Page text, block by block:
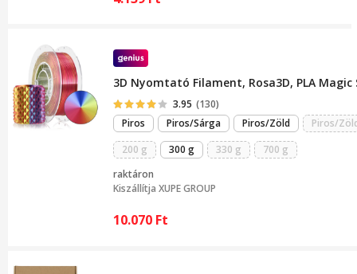
3D Nyomtató Filament, Rosa3D, PLA
3.95 (130)
Piros
Piros/Sárga Piros/Zöld
Piros/
200 g
300 g 330 g
700 g
raktáron
Kiszállítja XUPE GROUP
10.070 Ft